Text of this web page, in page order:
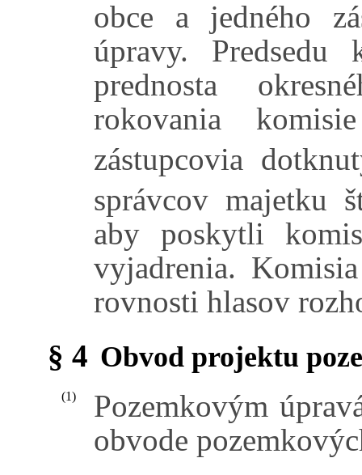
obce a jedného
úpravy. Predsedu
prednosta
rokovania
zástupcovia
správcov majetku
aby poskytli
vyjadrenia.
rovnosti hlasov
§ 4 Obvod projektu
(1)
Pozemkovým
obvode